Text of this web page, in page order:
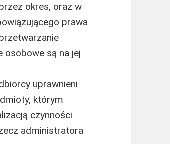
okres, oraz w
prawa
osobowe są na jej
uprawnieni
którym
czynności
administratora